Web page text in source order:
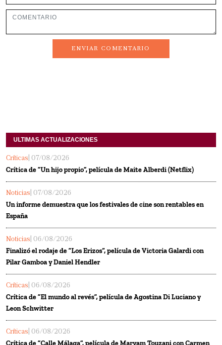
ENVIAR COMENTARIO
ULTIMAS ACTUALIZACIONES
Críticas | 07/08/2026
Crítica de “Un hijo propio”, película de Maite Alberdi (Netflix)
Noticias | 07/08/2026
Un informe demuestra que los festivales de cine son rentables en
España
Noticias | 06/08/2026
Finalizó el rodaje de “Los Erizos”, película de Victoria Galardi con
Pilar Gamboa y Daniel Hendler
Críticas | 06/08/2026
Crítica de “El mundo al revés”, película de Agostina Di Luciano y
Leon Schwitter
Críticas | 06/08/2026
Crítica de “Calle Málaga”, película de Maryam Touzani con Carmen